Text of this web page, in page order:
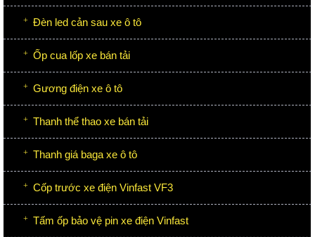
Đèn led cản sau xe ô tô
Ốp cua lốp xe bán tải
Gương điện xe ô tô
Thanh thể thao xe bán tải
Thanh giá baga xe ô tô
Cốp trước xe điện Vinfast VF3
Tấm ốp bảo vệ pin xe điện Vinfast